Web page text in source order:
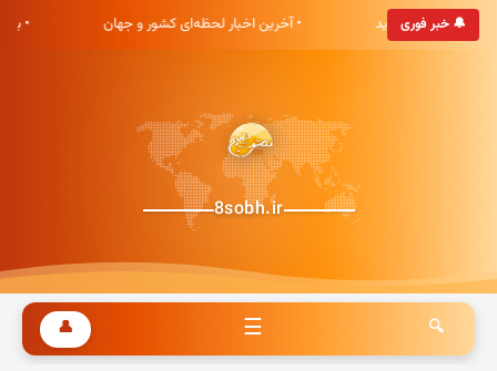
🔔 خبر فوری
هشت صبح خوش آمدید • آخرین اخبار لحظه‌ای کشور و جهان •
8sobh.ir
🔍
☰
👤